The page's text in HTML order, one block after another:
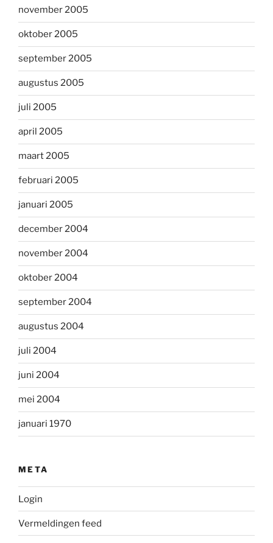
november 2005
oktober 2005
september 2005
augustus 2005
juli 2005
april 2005
maart 2005
februari 2005
januari 2005
december 2004
november 2004
oktober 2004
september 2004
augustus 2004
juli 2004
juni 2004
mei 2004
januari 1970
META
Login
Vermeldingen feed